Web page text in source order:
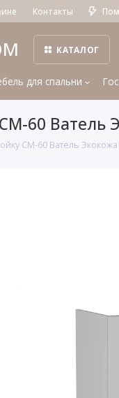
Контакты
КАТАЛОГ
для спальни
60 Ватель
СМ-60 Ватель